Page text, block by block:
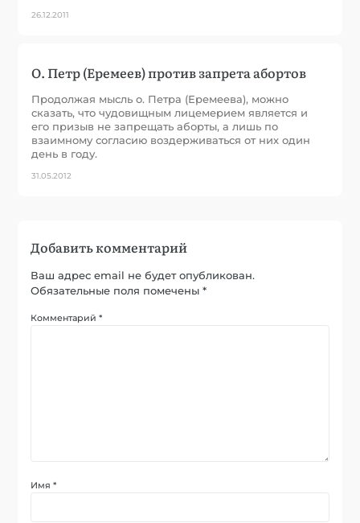
26.12.2011
О. Петр (Еремеев) против запрета абортов
Продолжая мысль о. Петра (Еремеева), можно
сказать, что чудовищным лицемерием является и
его призыв не запрещать аборты, а лишь по
взаимному согласию воздерживаться от них один
день в году.
31.05.2012
Добавить комментарий
Ваш адрес email не будет опубликован.
Обязательные поля помечены*
Комментарий*
Имя*